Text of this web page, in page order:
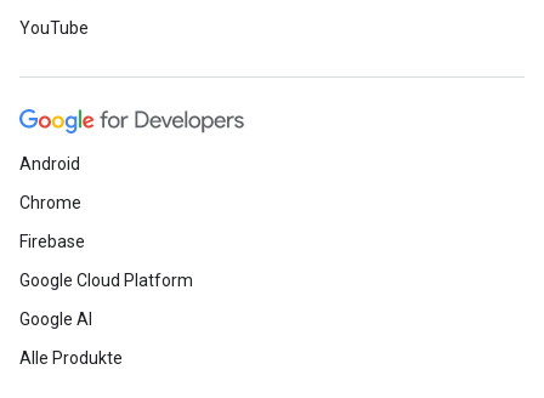
YouTube
Android
Chrome
Firebase
Google Cloud Platform
Google AI
Alle Produkte